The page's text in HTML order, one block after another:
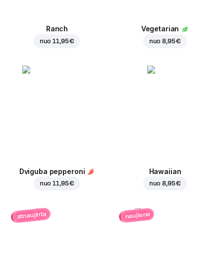
Ranch
nuo11,95 €
Vegetarian
nuo8,95 €
Dviguba pepperoni
nuo11,95 €
Hawaiian
nuo8,95 €
atnaujinta naujiena